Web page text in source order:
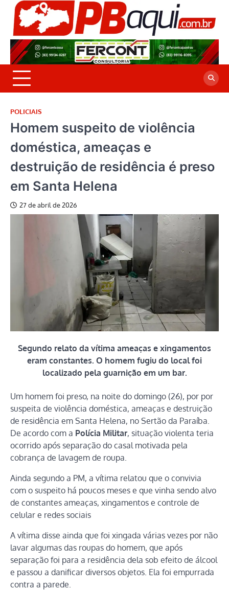
Skip
content
POLICIAIS
Homem suspeito de violência
doméstica, ameaças e
destruição de residência é preso
em Santa Helena
27 de abril de 2026
Segundo relato da vítima ameaças e xingamentos
eram constantes. O homem fugiu do local foi
localizado pela guarnição em um bar.
Um homem foi preso, na noite do domingo (26), por por
suspeita de violência doméstica, ameaças e destruição
de residência em Santa Helena, no Sertão da Paraíba.
De acordo com a Polícia Militar, situação violenta teria
ocorrido após separação do casal motivada pela
cobrança de lavagem de roupa.
Ainda segundo a PM, a vítima relatou que o convivia
com o suspeito há poucos meses e que vinha sendo alvo
de constantes ameaças, xingamentos e controle de
celular e redes sociais
A vítima disse ainda que foi xingada várias vezes por não
lavar algumas das roupas do homem, que após
separação foi para a residência dela sob efeito de álcool
e passou a danificar diversos objetos. Ela foi empurrada
contra a parede.